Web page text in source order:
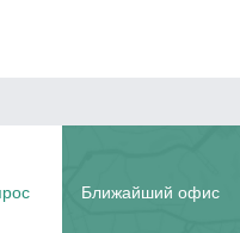
Ближайший офис